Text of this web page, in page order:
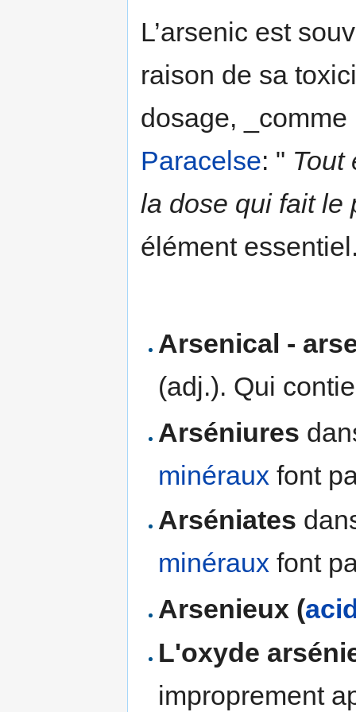
L’arsenic est
raison de sa
dosage,
Paracelse: " Tout
la dose qui fait le
élément
Arsenical -
(adj.). Qui
Arséniures
minéraux font
Arséniates
minéraux font
Arsenieux (
L'oxyde
improprement